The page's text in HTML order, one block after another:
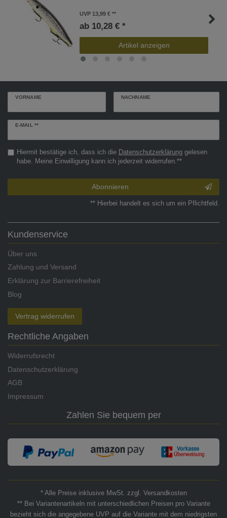
UVP 13,99 €
ab 10,28 € *
Artikel anzeigen
VORNAME NACHNAME
E-MAIL **
Newsletter
Hiermit bestätige ich, dass ich die Daten­schutz­erklärunggelesen
habe. Meine Einwilligung kann ich jederzeit widerrufen.**
Abonnieren
** Hierbei handelt es sich um ein Pflichtfeld.
Kundenservice
Über uns
Zahlung und Versand
Erklärung zur Barrierefreiheit
Blog
Vertrag widerrufen
Rechtliche Angaben
Widerrufsrecht
Datenschutzerklärung
AGB
Impressum
Zahlen Sie bequem per
* Alle Preise inklusive MwSt. zzgl. Versandkosten
** Bei Variantenartikeln mit unterschiedlichen Preisen pro Variante
bezieht sich die angegebene UVP auf die Variante mit dem niedrigsten